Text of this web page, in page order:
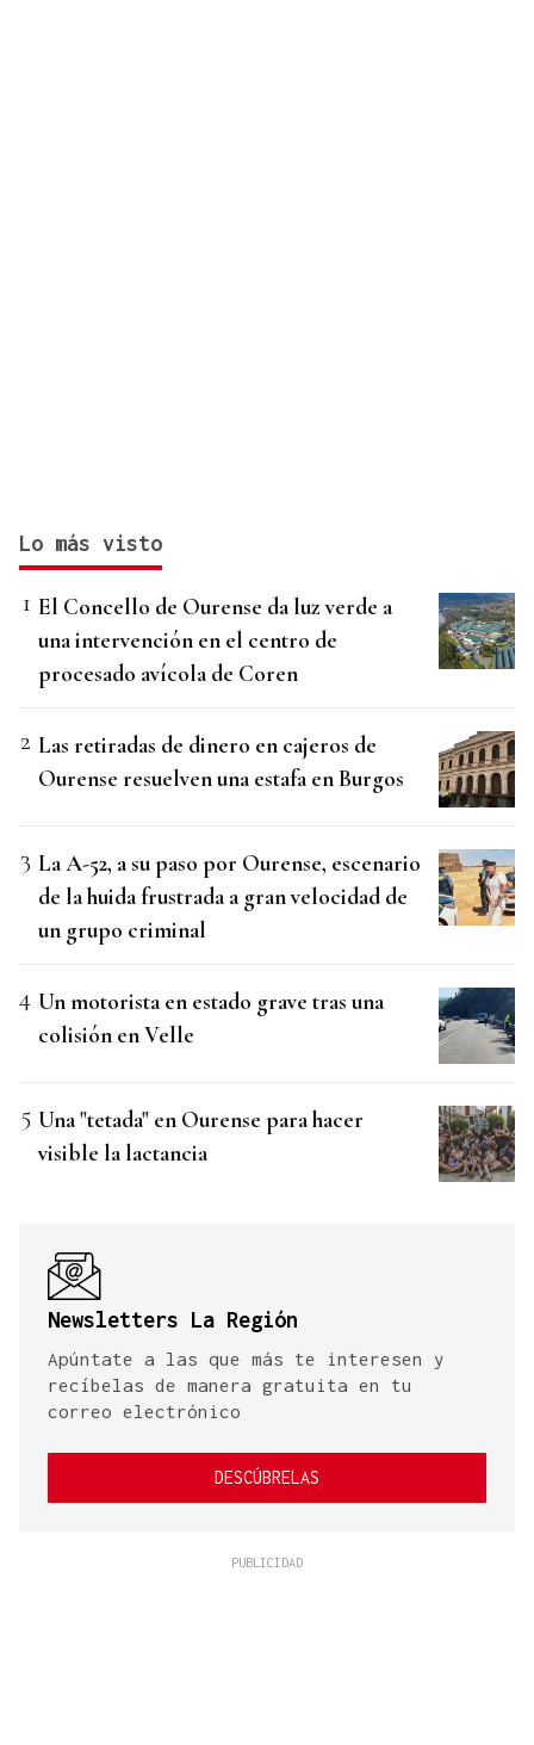
Lo más visto
El Concello de Ourense da luz verde a
una intervención en el centro de
procesado avícola de Coren
Las retiradas de dinero en cajeros de
Ourense resuelven una estafa en Burgos
La A-52, a su paso por Ourense, escenario
de la huida frustrada a gran velocidad de
un grupo criminal
Un motorista en estado grave tras una
colisión en Velle
Una "tetada" en Ourense para hacer
visible la lactancia
Newsletters La Región
Apúntate a las que más te interesen y
recíbelas de manera gratuita en tu
correo electrónico
DESCÚBRELAS